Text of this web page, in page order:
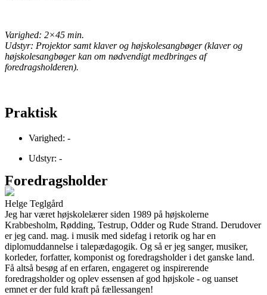
Varighed: 2×45 min.
Udstyr: Projektor samt klaver og højskolesangbøger (klaver og
højskolesangbøger kan om nødvendigt medbringes af
foredragsholderen).
Praktisk
Varighed: -
Udstyr: -
Foredragsholder
Helge Teglgård
Jeg har været højskolelærer siden 1989 på højskolerne
Krabbesholm, Rødding, Testrup, Odder og Rude Strand. Derudover
er jeg cand. mag. i musik med sidefag i retorik og har en
diplomuddannelse i talepædagogik. Og så er jeg sanger, musiker,
korleder, forfatter, komponist og foredragsholder i det ganske land.
Få altså besøg af en erfaren, engageret og inspirerende
foredragsholder og oplev essensen af god højskole - og uanset
emnet er der fuld kraft på fællessangen!